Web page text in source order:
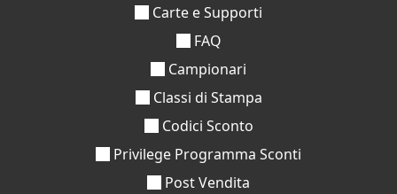
Carte e Supporti
FAQ
Campionari
Classi di Stampa
Codici Sconto
Privilege Programma Sconti
Post Vendita